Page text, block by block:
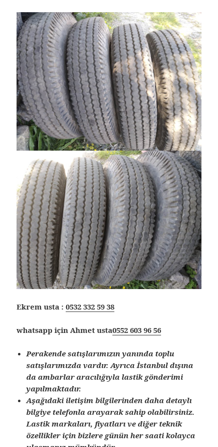
Ekrem usta :0532 332 59 38
whatsapp için Ahmet usta0552 603 96 56
Perakende satışlarımızın yanında toplu
satışlarımızda vardır. Ayrıca İstanbul dışına
da ambarlar aracılığıyla lastik gönderimi
yapılmaktadır.
Aşağıdaki iletişim bilgilerinden daha detaylı
bilgiye telefonla arayarak sahip olabilirsiniz.
Lastik markaları, fiyatları ve diğer teknik
özellikler için bizlere günün her saati kolayca